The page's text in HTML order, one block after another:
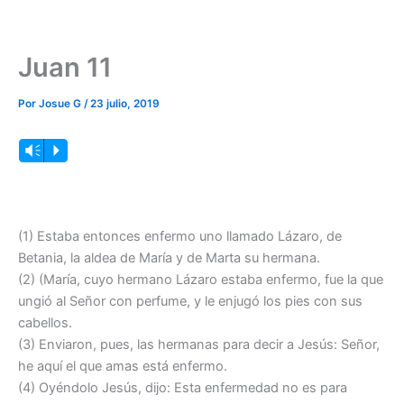
Juan 11
Por Josue G /23 julio, 2019
Reproductor
Vm P
(1) Estaba entonces enfermo uno llamado Lázaro, de
Betania, la aldea de María y de Marta su hermana.
(2) (María, cuyo hermano Lázaro estaba enfermo, fue la que
ungió al Señor con perfume, y le enjugó los pies con sus
cabellos.
(3) Enviaron, pues, las hermanas para decir a Jesús: Señor,
he aquí el que amas está enfermo.
(4) Oyéndolo Jesús, dijo: Esta enfermedad no es para